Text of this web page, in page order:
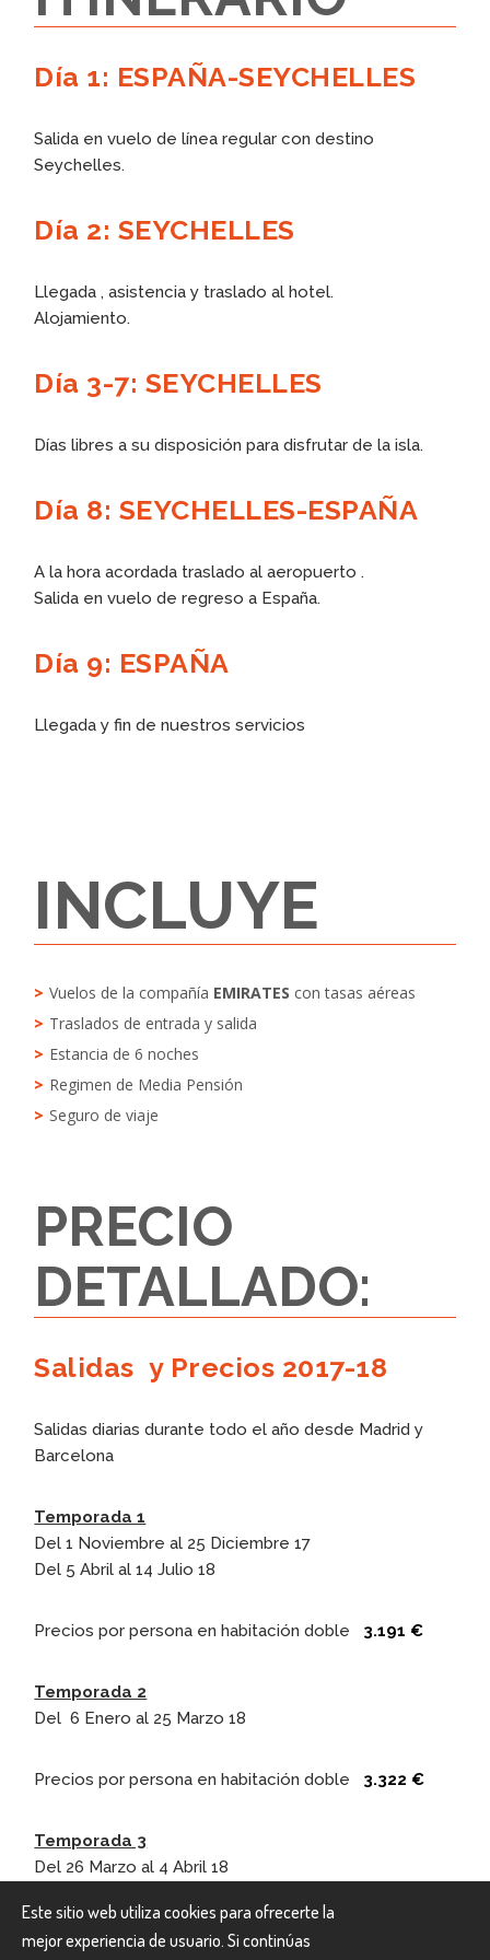
Día 1: ESPAÑA-SEYCHELLES
Salida en vuelo de línea regular con destino
Seychelles.
Día 2: SEYCHELLES
Llegada , asistencia y traslado al hotel.
Alojamiento.
Día 3-7: SEYCHELLES
Días libres a su disposición para disfrutar de la isla.
Día 8: SEYCHELLES-ESPAÑA
A la hora acordada traslado al aeropuerto .
Salida en vuelo de regreso a España.
Día 9: ESPAÑA
Llegada y fin de nuestros servicios
INCLUYE
Vuelos de la compañía EMIRATES con tasas aéreas
Traslados de entrada y salida
Estancia de 6 noches
Regimen de Media Pensión
Seguro de viaje
PRECIO
DETALLADO:
Salidas y Precios 2017-18
Salidas diarias durante todo el año desde Madrid y
Barcelona
Temporada 1
Del 1 Noviembre al 25 Diciembre 17
Del 5 Abril al 14 Julio 18
Precios por persona en habitación doble 3.191 €
Temporada 2
Del 6 Enero al 25 Marzo 18
Precios por persona en habitación doble 3.322 €
Temporada 3
Del 26 Marzo al 4 Abril 18
Precios por persona en habitación doble
Este sitio web utiliza cookies para ofrecerte la
mejor experiencia de usuario. Si continúas